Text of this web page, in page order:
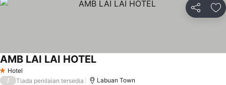
Kongsi
1 Bintang
Hotel
AMB LAI LAI HOTELLihat harga
/ Tiada penilaian tersedia Labuan Town